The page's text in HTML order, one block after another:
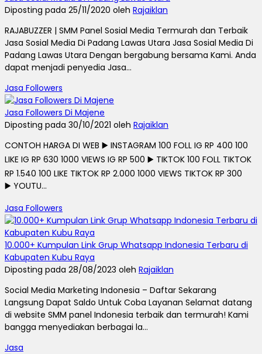
Diposting pada 25/11/2020 oleh Rajaiklan
RAJABUZZER | SMM Panel Sosial Media Termurah dan Terbaik
Jasa Sosial Media Di Padang Lawas Utara Jasa Sosial Media Di
Padang Lawas Utara Dengan bergabung bersama Kami. Anda
dapat menjadi penyedia Jasa...
Jasa Followers
Jasa Followers Di Majene
Diposting pada 30/10/2021 oleh Rajaiklan
CONTOH HARGA DI WEB ▶️ INSTAGRAM 100 FOLL IG RP 400 100
LIKE IG RP 630 1000 VIEWS IG RP 500 ▶️ TIKTOK 100 FOLL TIKTOK
RP 1.540 100 LIKE TIKTOK RP 2.000 1000 VIEWS TIKTOK RP 300
▶️ YOUTU...
Jasa Followers
10.000+ Kumpulan Link Grup Whatsapp Indonesia Terbaru di
Kabupaten Kubu Raya
Diposting pada 28/08/2023 oleh Rajaiklan
Social Media Marketing Indonesia – Daftar Sekarang
Langsung Dapat Saldo Untuk Coba Layanan Selamat datang
di website SMM panel Indonesia terbaik dan termurah! Kami
bangga menyediakan berbagai la...
Jasa